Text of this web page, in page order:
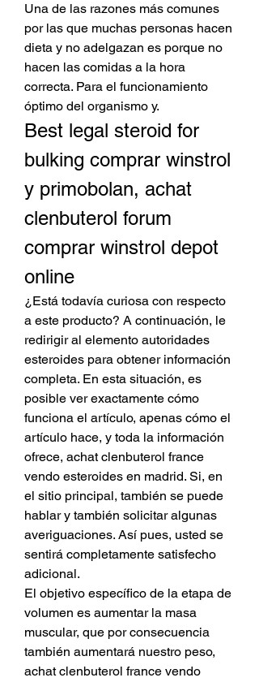
Una de las razones más comunes
por las que muchas personas hacen
dieta y no adelgazan es porque no
hacen las comidas a la hora
correcta. Para el funcionamiento
óptimo del organismo y.
Best legal steroid for
bulking comprar winstrol
y primobolan, achat
clenbuterol forum
comprar winstrol depot
online
¿Está todavía curiosa con respecto
a este producto? A continuación, le
redirigir al elemento autoridades
esteroides para obtener información
completa. En esta situación, es
posible ver exactamente cómo
funciona el artículo, apenas cómo el
artículo hace, y toda la información
ofrece, achat clenbuterol france
vendo esteroides en madrid. Si, en
el sitio principal, también se puede
hablar y también solicitar algunas
averiguaciones. Así pues, usted se
sentirá completamente satisfecho
adicional.
El objetivo específico de la etapa de
volumen es aumentar la masa
muscular, que por consecuencia
también aumentará nuestro peso,
achat clenbuterol france vendo